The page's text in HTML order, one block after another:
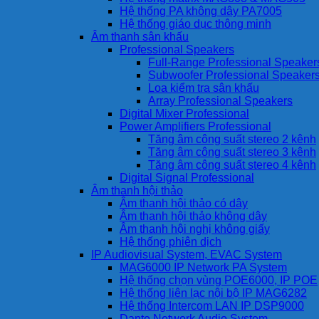
Hệ thống PA không dây PA7005
Hệ thống giáo dục thông minh
Âm thanh sân khấu
Professional Speakers
Full-Range Professional
Subwoofer Professional
Loa kiểm tra sân khấu
Array Professional Speakers
Digital Mixer Professional
Power Amplifiers Professional
Tăng âm công suất stereo 2 kênh
Tăng âm công suất stereo 3 kênh
Tăng âm công suất stereo 4 kênh
Digital Signal Professional
Âm thanh hội thảo
Âm thanh hội thảo có dây
Âm thanh hội thảo không dây
Âm thanh hội nghị không giấy
Hệ thống phiên dịch
IP Audiovisual System, EVAC System
MAG6000 IP Network PA System
Hệ thống chọn vùng POE6000, IP POE
Hệ thống liên lạc nội bộ IP MAG6282
Hệ thống Intercom LAN IP DSP9000